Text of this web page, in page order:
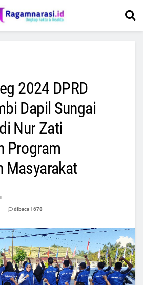
2024 DPRD
Dapil Sungai
Nur Zati
Program
Masyarakat
dibaca 1678